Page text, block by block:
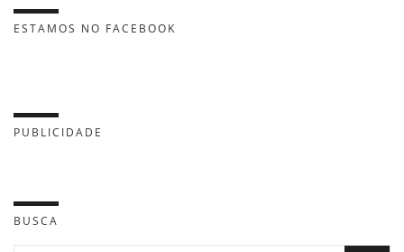
ESTAMOS NO FACEBOOK
PUBLICIDADE
BUSCA